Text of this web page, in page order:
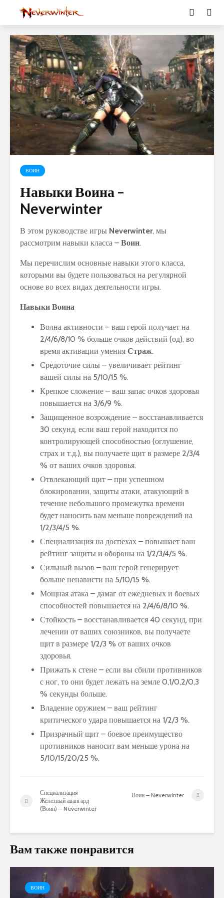
ВОИН
Навыки Воина –
Neverwinter
В этом руководстве игры Neverwinter, мы
рассмотрим навыки класса – Воин.
Мы перечислим основные навыки этого класса,
которыми вы будете пользоваться на регулярной
основе во всех видах деятельности игры.
Навыки Воина
Волна активности – ваш герой получает на
2/4/6/8/10 % больше очков действий (од), во
время активации умения Страж.
Средоточие силы – увеличивает рейтинг
вашей силы на 5/10/15 %.
Крепкое сложение – ваш запас очков здоровья
повышается на 3/6/9 %.
Защищенное возрождение – восстанавливается
30 секунд, если ваш герой находится по
контролирующей способностью (оглушение,
страх и т.д.), вы получаете щит в размере 2/3/4
% от ваших очков здоровья.
Отвлекающий щит – при успешном
блокировании, защиты атаки, атакующий в
течение небольшого промежутка времени
будет наносить вам меньше повреждений на
1/2/3/4/5 %.
Специализация на доспехах – повышает ваш
рейтинг защиты и обороны на 1/2/3/4/5 %.
Сильный вызов – ваш герой генерирует
больше ненависти на 5/10/15 %.
Мощная атака – дамаг от ежедневых и боевых
способностей повышается на 2/4/6/8/10 %.
Стойкость – восстанавливается 40 секунд, при
лечении от ваших союзников, вы получаете
щит в размере 1/2/3 % от ваших очков
здоровья.
Прижать к стене – если вы сбили противников
с ног, то они будет лежать на земле 0,1/0,2/0,3
% секунды больше.
Владение оружием – ваш рейтинг
критического удара повышается на 1/2/3 %.
Призрачный щит – боевое преимущество
противников наносит вам меньше урона на
5/10/15/20/25 %.
Специализация
Железный авангард
(Воин) – Neverwinter
Воин – Neverwinter
Вам также понравится
ВОИН